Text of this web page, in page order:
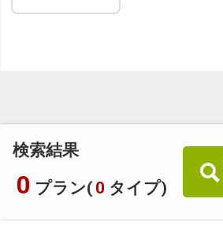
検索結果
0 プラン( 0 タイプ)